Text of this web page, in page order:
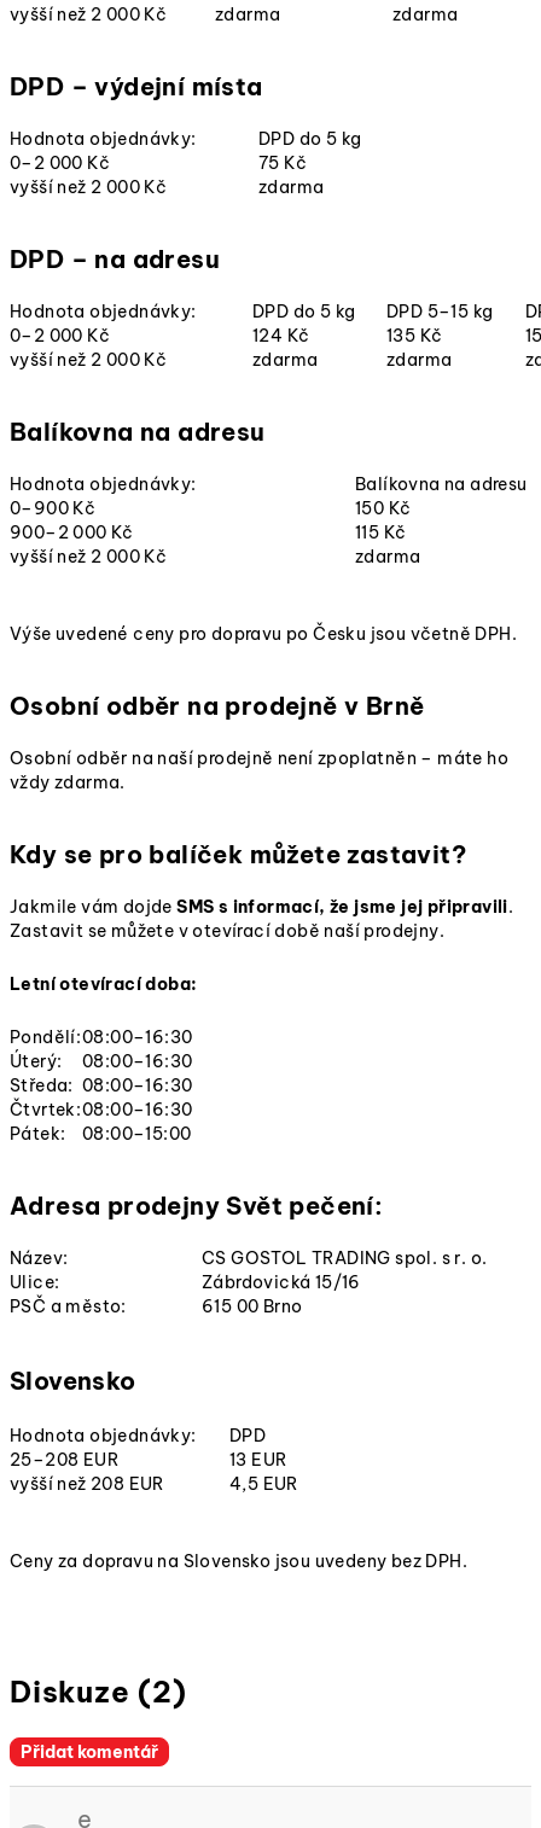
vyšší než 2 000 Kč
zdarma zdarma
DPD – výdejní místa
Hodnota objednávky:
DPD do 5 kg
0–2 000 Kč
75 Kč
vyšší než 2 000 Kč
zdarma
DPD – na adresu
Hodnota objednávky: DPD do 5 kg DPD 5–15 kg
0–2 000 Kč
124 Kč 135 Kč
vyšší než 2 000 Kč
zdarma zdarma
Balíkovna na adresu
Hodnota objednávky:
Balíkovna na adresu
0–900 Kč
150 Kč
900–2 000 Kč
115 Kč
vyšší než 2 000 Kč
zdarma
Výše uvedené ceny pro dopravu po Česku jsou včetně DPH.
Osobní odběr na prodejně v Brně
Osobní odběr na naší prodejně není zpoplatněn – máte ho
vždy zdarma.
Kdy se pro balíček můžete zastavit?
Jakmile vám dojdeSMS s informací, že jsme jej připravili.
Zastavit se můžete v otevírací době naší prodejny.
Letní otevírací doba:
Pondělí:08:00–16:30
Úterý:
08:00–16:30
Středa: 08:00–16:30
Čtvrtek:08:00–16:30
Pátek:
08:00–15:00
Adresa prodejny Svět pečení:
Název:
CS GOSTOL TRADING spol. s r. o.
Ulice:
Zábrdovická 15/16
PSČ a město:
615 00 Brno
Slovensko
Hodnota objednávky:
DPD
25–208 EUR
13 EUR
vyšší než 208 EUR
4,5 EUR
Ceny za dopravu na Slovensko jsou uvedeny bez DPH.
Diskuze (2)
Přidat komentář
V
e